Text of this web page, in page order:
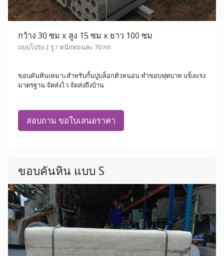
กว้าง 30 ซม x สูง 15 ซม x ยาว 100 ซม
แบบโปร่ง 2 รู / หนักท่อนละ 70 กก
ขอบคันหินเหมาะสำหรับกั้นปูบล็อกตัวหนอน ทำขอบฟุตบาท แข็งแรง
มาตรฐาน จัดส่งไว จัดส่งถึงบ้าน
สอบถาม ขอใบเสนอราคา
ขอบคันหิน แบบ S